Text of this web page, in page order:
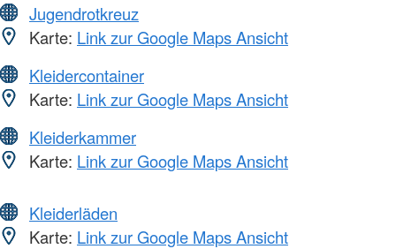
Jugendrotkreuz
Karte: Link zur Google Maps Ansicht
Kleidercontainer
Karte: Link zur Google Maps Ansicht
Kleiderkammer
Karte: Link zur Google Maps Ansicht
Kleiderläden
Karte: Link zur Google Maps Ansicht